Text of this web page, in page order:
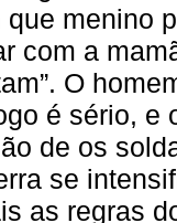
que menino
com a
O
é sério, e
de os
se
as regras